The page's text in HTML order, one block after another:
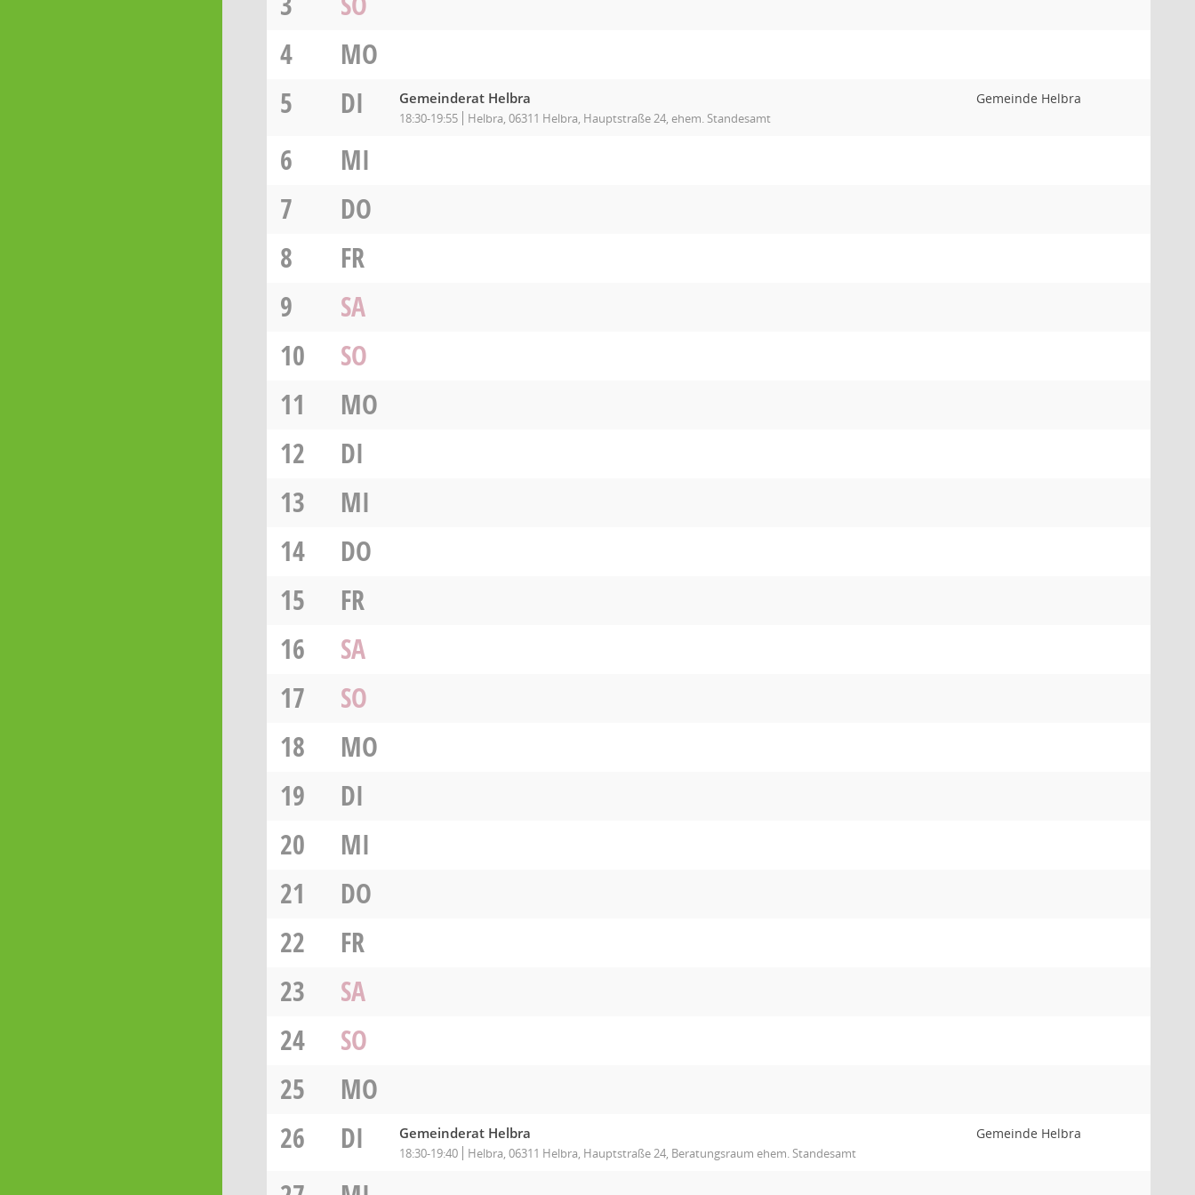
4
MO
5
DI Gemeinderat Helbra
18:30-19:55 Helbra, 06311 Helbra, Hauptstraße 24, ehem. Standesamt
Gemeinde Helbra
6
MI
7
DO
8
FR
9
SA
10
SO
11
MO
12
DI
13
MI
14
DO
15
FR
16
SA
17
SO
18
MO
19
DI
20
MI
21
DO
22
FR
23
SA
24
SO
25
MO
26
DI Gemeinderat Helbra
18:30-19:40 Helbra, 06311 Helbra, Hauptstraße 24, Beratungsraum ehem. Standesamt
Gemeinde Helbra